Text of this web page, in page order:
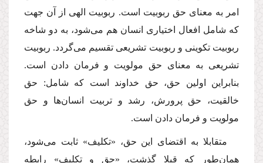
امر به معناى حق ربوبیت است. ربوبیت الهى از آن جهت
كه شامل افعال اختیارى انسان هم مى‌شود، به دو شاخه
ربوبیت تكوینى و ربوبیت تشریعى تقسیم مى‌گردد. ربوبیت
تشریعى به معناى حق مولویت و فرمان دادن است.
بنابراین اولین حق، حق خداوند است كه شامل: حق
خالقیت، حق پرورش، رشد و تربیت انسان‌ها و حق
مولویت و فرمان دادن است.
متقابلا به اقتضاى این حق، «تكلیف» ثابت مى‌شود،
همان‌طور كه قبلا گذشت، «حق و تكلیف» رابطه